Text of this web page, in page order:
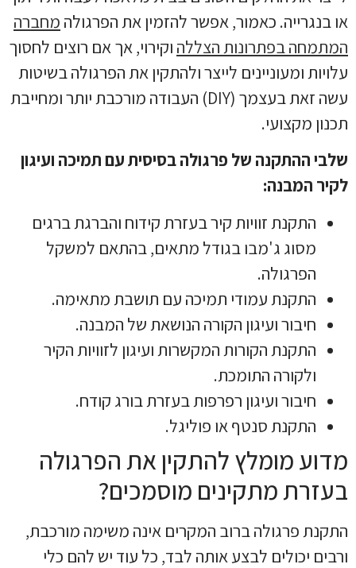
או בנגרייה. כאמור, אפשר להזמין את הפרגולה מחברה
המתמחה בפתרונות הצללה וקירוי, אך אם רוצים לחסוך
עלויות ומעוניינים לייצר ולהתקין את הפרגולה בשיטות
עשה זאת בעצמך (DIY) העבודה מורכבת יותר ומחייבת
תכנון מקצועי.
שלבי ההתקנה של פרגולה בסיסית עם תמיכה ועיגון
לקיר המבנה:
התקנת זוויות קיר בעזרת קידוח והברגת ברגים
מסוג ג'מבו בגודל מתאים, בהתאם למשקל
הפרגולה.
התקנת עמודי תמיכה עם תושבת מתאימה.
חיבור ועיגון הקורה הנושאת של המבנה.
התקנת הקורות המקשרות ועיגון לזוויות הקיר
ולקורה התומכת.
חיבור ועיגון רפרפות בעזרת בורג קודח.
התקנת סנטף או פוליגל.
מדוע מומלץ להתקין את הפרגולה
בעזרת מתקינים מוסמכים?
התקנת פרגולה ברוב המקרים אינה משימה מורכבת,
ורבים יכולים לבצע אותה לבד, כל עוד יש להם כלי